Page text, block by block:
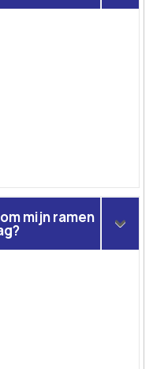
mijn ramen